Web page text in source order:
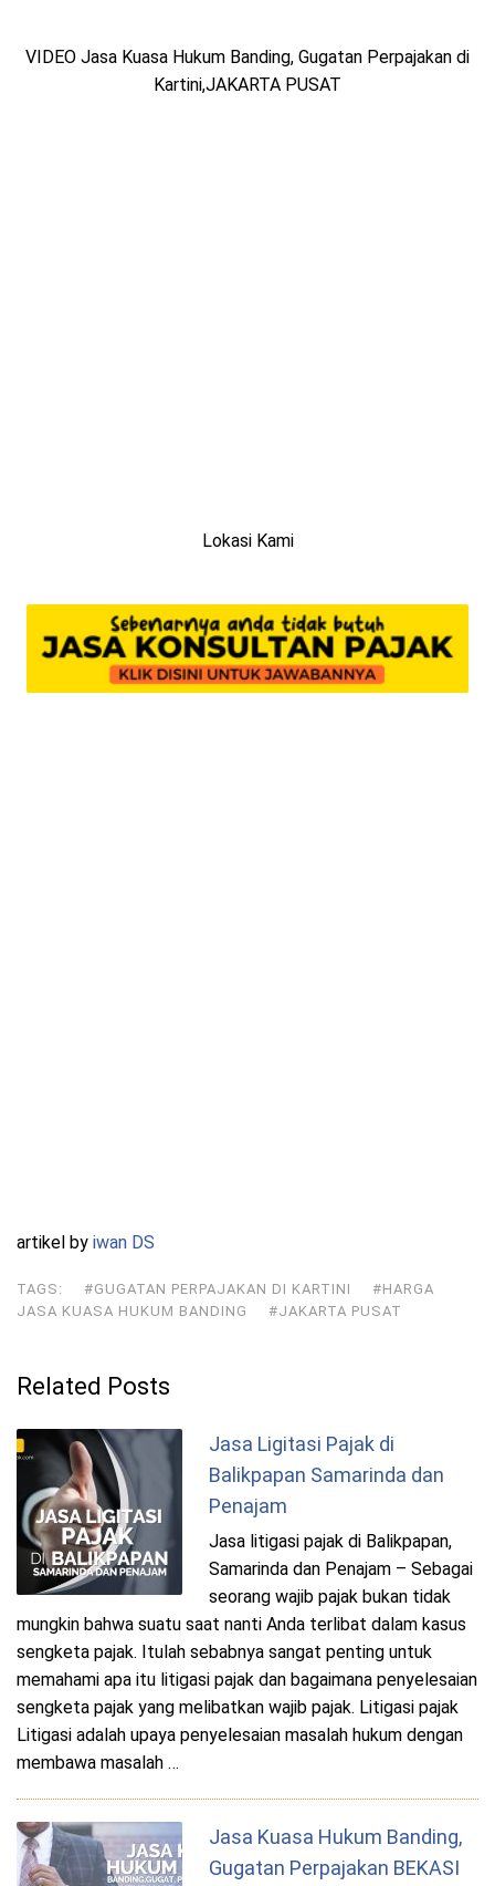
VIDEO Jasa Kuasa Hukum Banding, Gugatan Perpajakan di
Kartini,JAKARTA PUSAT
Lokasi Kami
artikel by iwan DS
TAGS: #GUGATAN PERPAJAKAN DI KARTINI
#HARGA
JASA KUASA HUKUM BANDING
#JAKARTA PUSAT
Related Posts
Jasa Ligitasi Pajak di
Balikpapan Samarinda dan
Penajam
Jasa litigasi pajak di Balikpapan,
Samarinda dan Penajam – Sebagai
seorang wajib pajak bukan tidak
mungkin bahwa suatu saat nanti Anda terlibat dalam kasus
sengketa pajak. Itulah sebabnya sangat penting untuk
memahami apa itu litigasi pajak dan bagaimana penyelesaian
sengketa pajak yang melibatkan wajib pajak. Litigasi pajak
Litigasi adalah upaya penyelesaian masalah hukum dengan
membawa masalah …
Jasa Kuasa Hukum Banding,
Gugatan Perpajakan BEKASI